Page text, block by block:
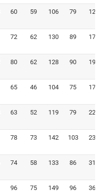
60 59 106 79 12
72 62 130 89 17
80 62 128 90 19
65 46 104 75 17
63 52 119 79 22
78 73 142 103 23
74 58 133 86 31
96 75 149 96 36